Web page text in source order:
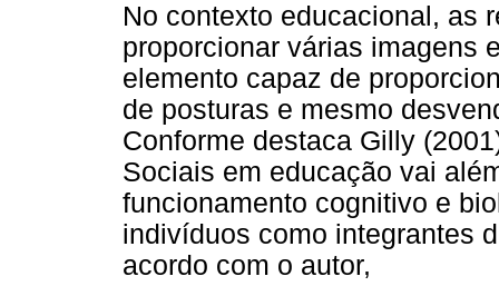
No contexto educacional, as
proporcionar várias imagens
elemento capaz de
de posturas e mesmo
Conforme destaca Gilly
Sociais em educação vai
funcionamento cognitivo e
indivíduos como integrantes
acordo com o autor,